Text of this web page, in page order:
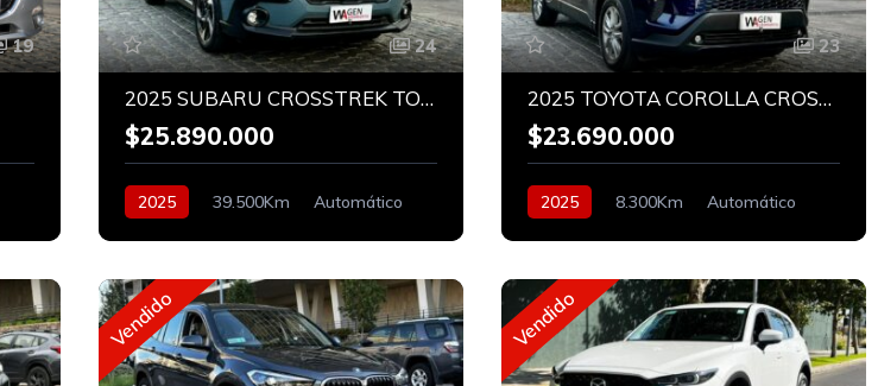
19 24
2025 SUBARU CROSSTREK TOURING 4X4 2.0
$25.890.000
2025 39.500Km
Automático
23
2025 TOYOTA COROLLA CROSS XLI HÍBRIDO
$23.690.000
2025 8.300Km
Automático
Vendido Vendido